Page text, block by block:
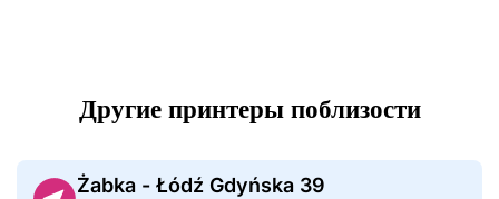
Другие принтеры поблизости
Żabka - Łódź Gdyńska 39